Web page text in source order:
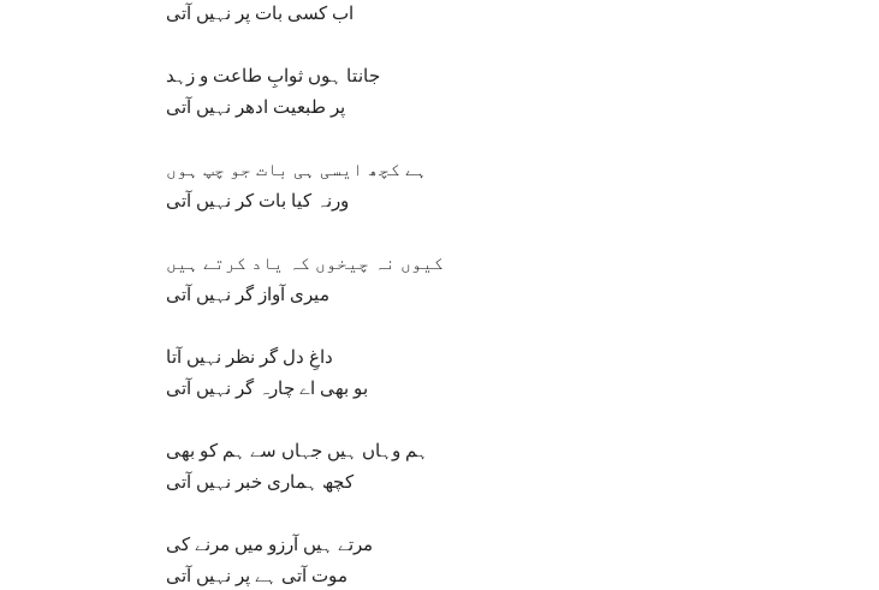
اب کسی بات پر نہیں آتی
جانتا ہوں ثوابِ طاعت و زہد
پر طبعیت ادھر نہیں آتی
ہے کچھ ایسی ہی بات جو چپ ہوں
ورنہ کیا بات کر نہیں آتی
کیوں نہ چیخوں کہ یاد کرتے ہیں
میری آواز گر نہیں آتی
داغِ دل گر نظر نہیں آتا
بو بھی اے چارہ گر نہیں آتی
ہم وہاں ہیں جہاں سے ہم کو بھی
کچھ ہماری خبر نہیں آتی
مرتے ہیں آرزو میں مرنے کی
موت آتی ہے پر نہیں آتی